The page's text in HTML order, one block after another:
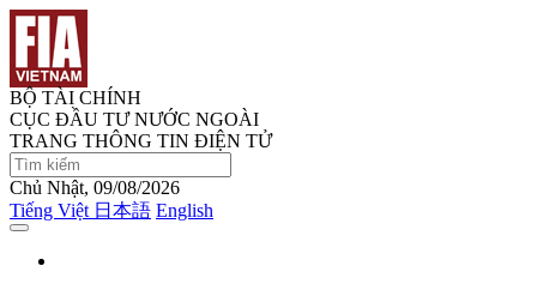
BỘ TÀI CHÍNH
CỤC ĐẦU TƯ NƯỚC NGOÀI
TRANG THÔNG TIN ĐIỆN TỬ
Chủ Nhật, 09/08/2026
Tiếng Việt 日本語 English